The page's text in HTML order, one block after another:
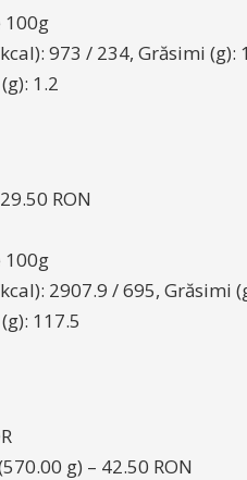
973 / 234, Grăsimi
1.2
RON
2907.9 / 695,
117.5
g) – 42.50 RON